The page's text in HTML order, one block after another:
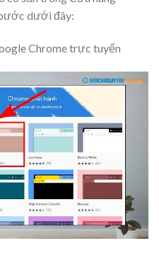
dưới đây:
Chrome trực tuyến